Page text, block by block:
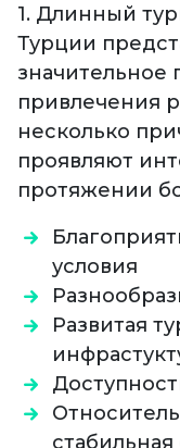
1. Длинный
Турции
значительное
привлечения
несколько
проявляют
протяжении
условия
Развитая